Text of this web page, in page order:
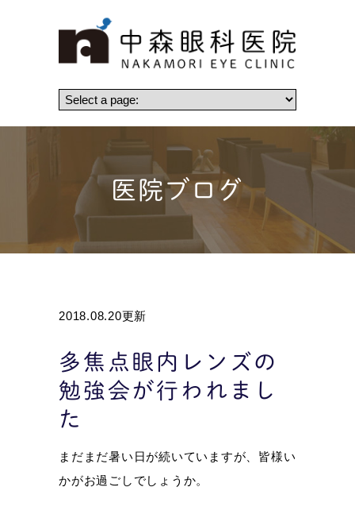
医院ブログ
2018.08.20更新
多焦点眼内レンズの
勉強会が行われまし
た
まだまだ暑い日が続いていますが、皆様い
かがお過ごしでしょうか。